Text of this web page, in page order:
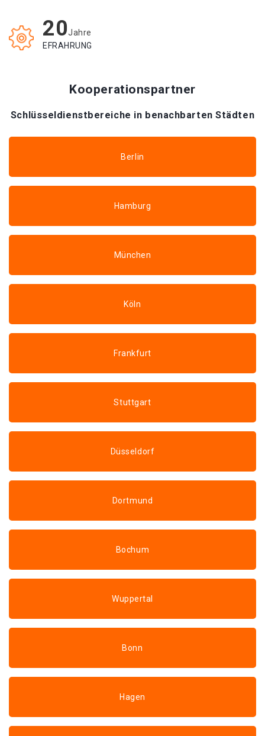
20Jahre
EFRAHRUNG
Kooperationspartner
Schlüsseldienstbereiche in benachbarten Städten
Berlin
Hamburg
München
Köln
Frankfurt
Stuttgart
Düsseldorf
Dortmund
Bochum
Wuppertal
Bonn
Hagen